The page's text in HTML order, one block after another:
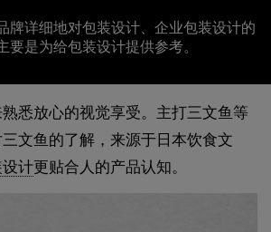
牌详细地对包装设计、企业包装设计的
要是为给包装设计提供参考。
悉放心的视觉享受。主打三文鱼等
文鱼的了解，来源于日本饮食文
计更贴合人的产品认知。